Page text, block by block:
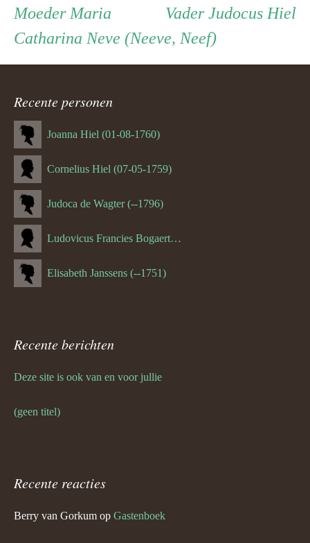
Persoon
ouder
navigatie
VaderVader
Judocus Hiel
Moeder Moeder
Maria
Catharina Neve (Neeve, Neef)
Recente personen
Joanna Hiel (01-08-1760)
Cornelius Hiel (07-05-1759)
Judoca de Wagter (--1796)
Ludovicus Francies Bogaert (--1825)
Elisabeth Janssens (--1751)
Recente berichten
Deze site is ook van en voor jullie
(geen titel)
Recente reacties
Berry van Gorkum op Gastenboek